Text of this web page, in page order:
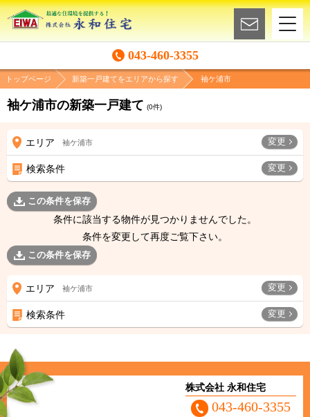
043-460-3355
トップページ 新築一戸建てをエリアから探す 袖ケ浦市
袖ケ浦市の新築一戸建て (0件)
エリア 袖ケ浦市 変更
検索条件 変更
この条件を保存
条件に該当する物件が見つかりませんでした。
条件を変更して再度ご覧下さい。
この条件を保存
エリア 袖ケ浦市 変更
検索条件 変更
株式会社 永和住宅
043-460-3355